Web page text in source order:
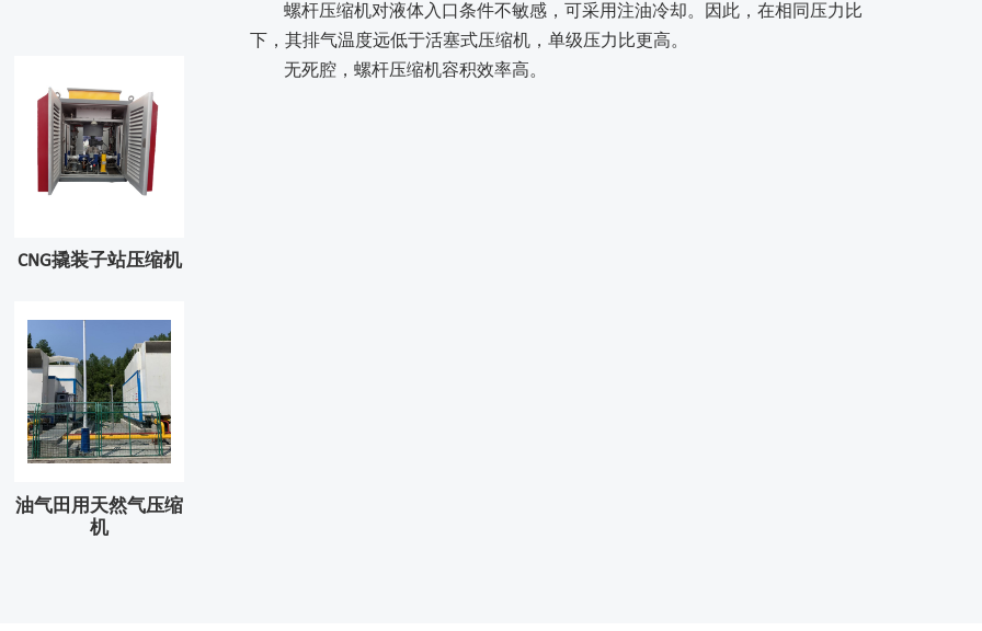
CNG撬装子站压缩机
油气田用天然气压缩
机
螺杆压缩机对液体入口条件不敏感，可采用注油冷却。因此，在相同压力比
下，其排气温度远低于活塞式压缩机，单级压力比更高。
无死腔，螺杆压缩机容积效率高。